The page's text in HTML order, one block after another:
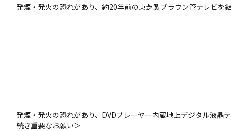
発煙・発火の恐れがあり、約20年前の東芝製ブラウン管テレビを
発煙・発火の恐れがあり、DVDプレーヤー内蔵地上デジタル液
続き重要なお願い＞
液晶テレビ 32A8000 ご愛用のお客様へ ＜お詫びとお知らせ＞
ハイビジョンレコーダー（RD-S303）に関する省エネルギーラベ